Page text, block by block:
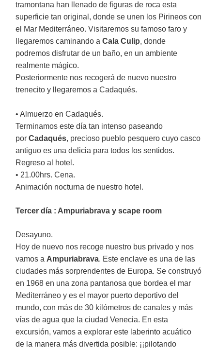
tramontana han llenado de figuras de roca esta
superficie tan original, donde se unen los Pirineos con
el Mar Mediterráneo. Visitaremos su famoso faro y
llegaremos caminando a Cala Culip, donde
podremos disfrutar de un baño, en un ambiente
realmente mágico.
Posteriormente nos recogerá de nuevo nuestro
trenecito y llegaremos a Cadaqués.
• Almuerzo en Cadaqués.
Terminamos este día tan intenso paseando
por Cadaqués, precioso pueblo pesquero cuyo casco
antiguo es una delicia para todos los sentidos.
Regreso al hotel.
• 21.00hrs. Cena.
Animación nocturna de nuestro hotel.
Tercer día : Ampuriabrava y scape room
Desayuno.
Hoy de nuevo nos recoge nuestro bus privado y nos
vamos a Ampuriabrava. Este enclave es una de las
ciudades más sorprendentes de Europa. Se construyó
en 1968 en una zona pantanosa que bordea el mar
Mediterráneo y es el mayor puerto deportivo del
mundo, con más de 30 kilómetros de canales y más
vías de agua que la ciudad Venecia. En esta
excursión, vamos a explorar este laberinto acuático
de la manera más divertida posible: ¡¡pilotando